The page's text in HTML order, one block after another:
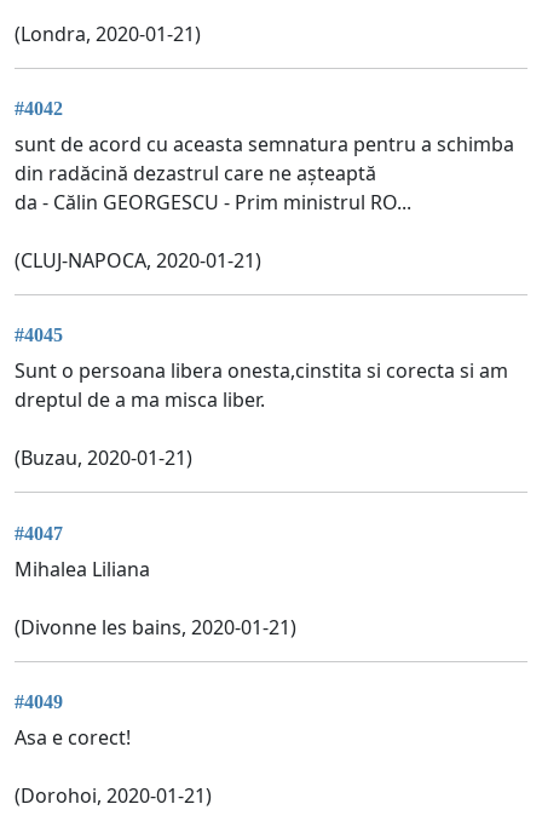
(Londra, 2020-01-21)
#4042
sunt de acord cu aceasta semnatura pentru a schimba
din radăcină dezastrul care ne așteaptă
da - Călin GEORGESCU - Prim ministrul RO...
(CLUJ-NAPOCA, 2020-01-21)
#4045
Sunt o persoana libera onesta,cinstita si corecta si am
dreptul de a ma misca liber.
(Buzau, 2020-01-21)
#4047
Mihalea Liliana
(Divonne les bains, 2020-01-21)
#4049
Asa e corect!
(Dorohoi, 2020-01-21)